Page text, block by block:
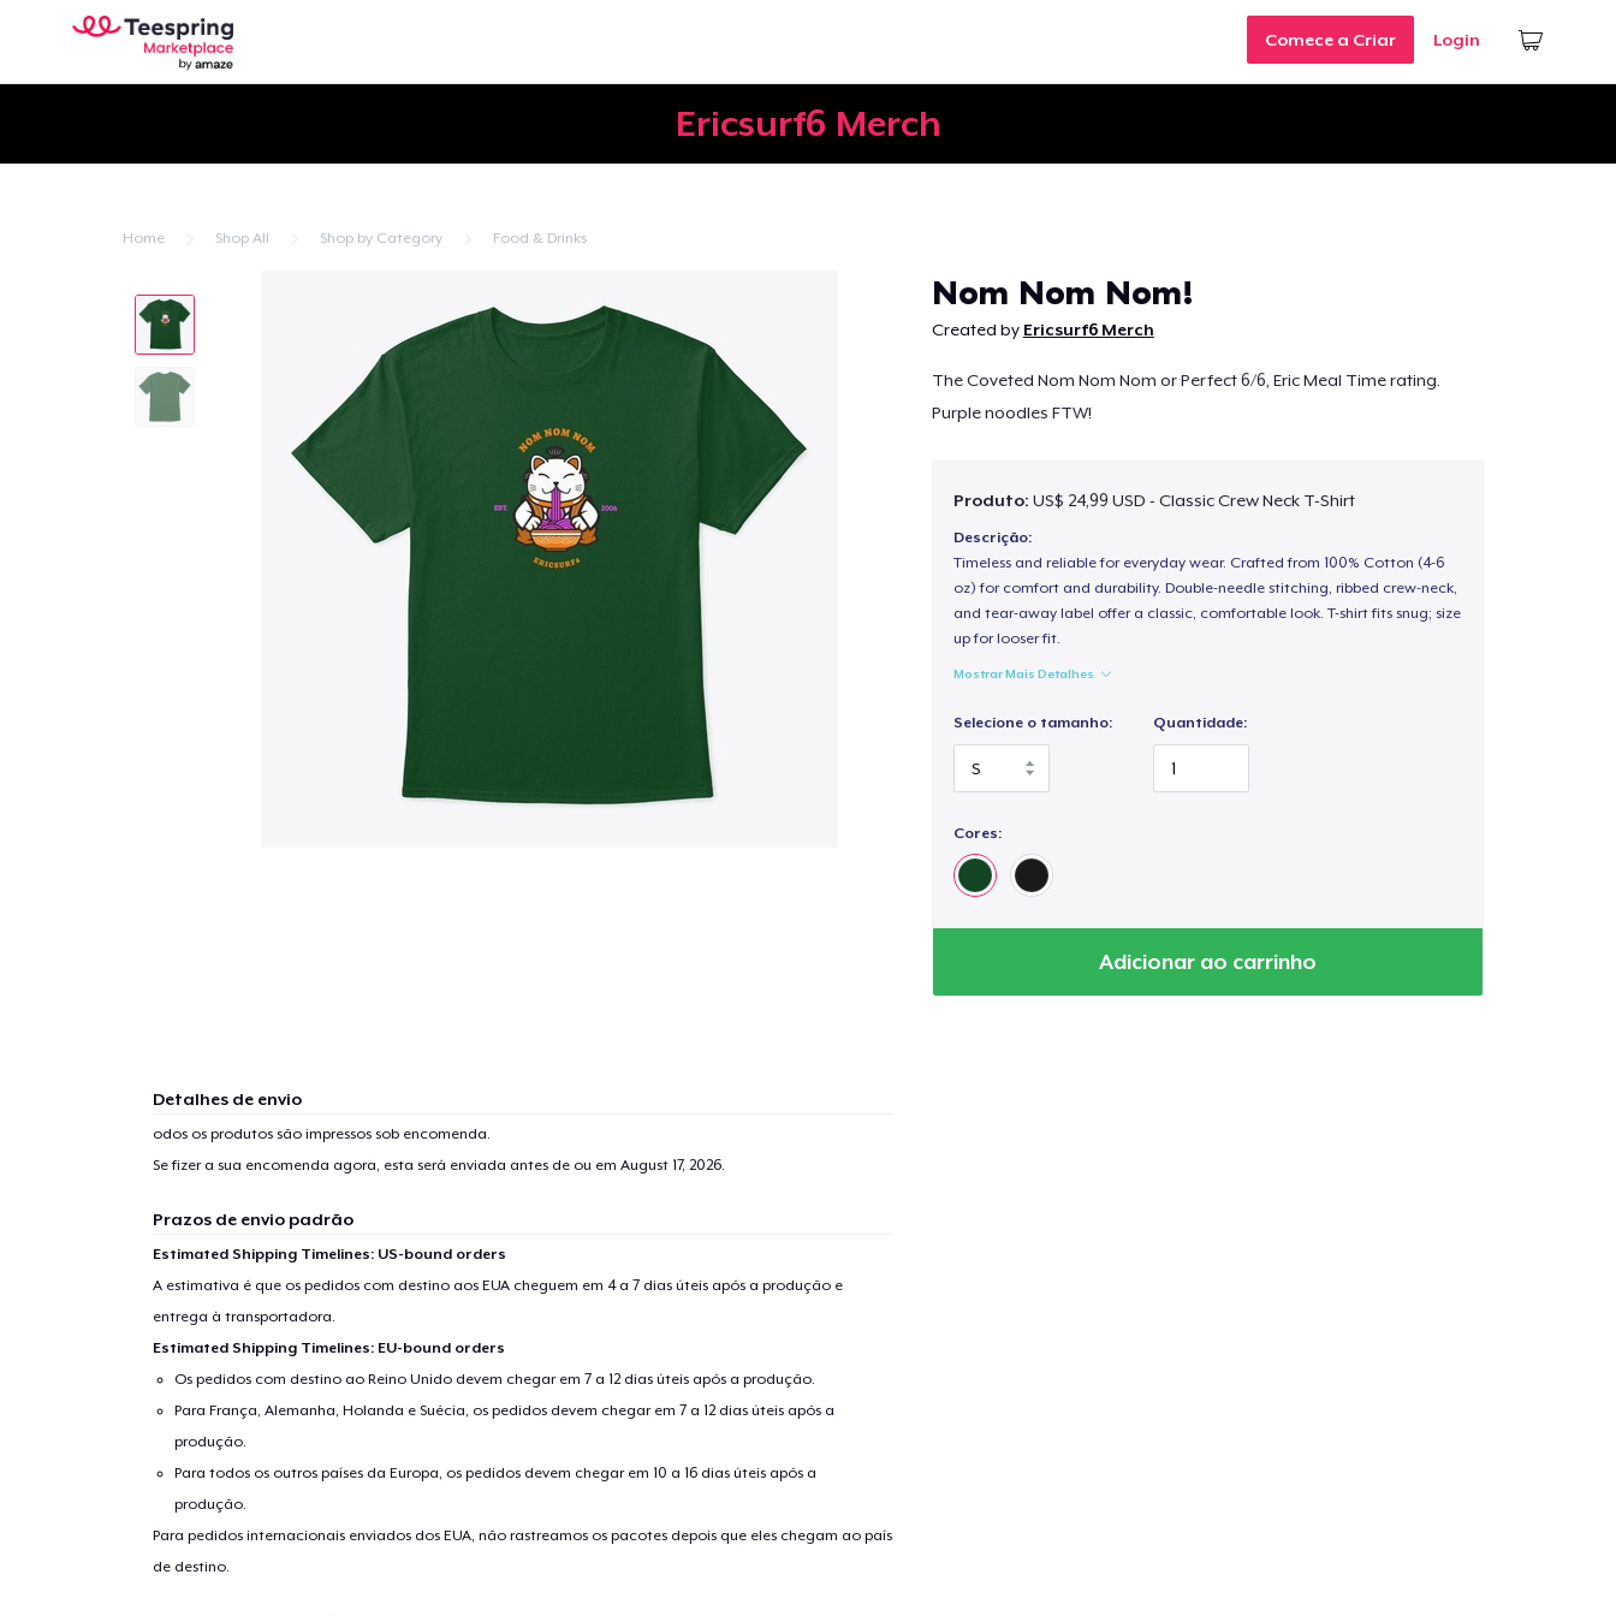
Comece a Criar Login
Ericsurf6 Merch
Home Shop All Shop by Category Food & Drinks
Nom Nom Nom!
Created by Ericsurf6 Merch
The Coveted Nom Nom Nom or Perfect 6/6, Eric Meal Time rating.
Purple noodles FTW!
Produto: US$ 24,99 USD - Classic Crew Neck T-Shirt
Descrição:
Timeless and reliable for everyday wear. Crafted from 100% Cotton (4-6
oz) for comfort and durability. Double-needle stitching, ribbed crew-neck,
and tear-away label offer a classic, comfortable look. T-shirt fits snug; size
up for looser fit.
Mostrar Mais Detalhes
Selecione o tamanho: Quantidade:
Cores:
Adicionar ao carrinho
Detalhes de envio
odos os produtos são impressos sob encomenda.
Se fizer a sua encomenda agora, esta será enviada antes de ou em August 17, 2026.
Prazos de envio padrão
Estimated Shipping Timelines: US-bound orders
A estimativa é que os pedidos com destino aos EUA cheguem em 4 a 7 dias úteis após a produção e
entrega à transportadora.
Estimated Shipping Timelines: EU-bound orders
Os pedidos com destino ao Reino Unido devem chegar em 7 a 12 dias úteis após a produção.
Para França, Alemanha, Holanda e Suécia, os pedidos devem chegar em 7 a 12 dias úteis após a
produção.
Para todos os outros países da Europa, os pedidos devem chegar em 10 a 16 dias úteis após a
produção.
Para pedidos internacionais enviados dos EUA, não rastreamos os pacotes depois que eles chegam ao país
de destino.
Compra